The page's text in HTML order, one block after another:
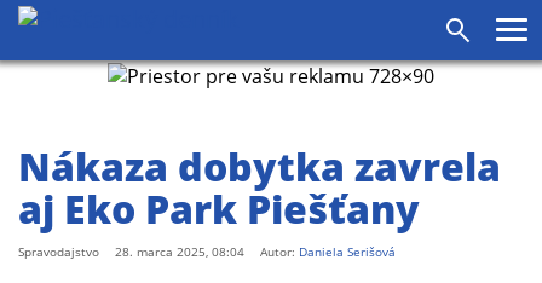
Nákaza dobytka zavrela
aj Eko Park Piešťany
Spravodajstvo 28. marca 2025, 08:04 Autor: Daniela Serišová